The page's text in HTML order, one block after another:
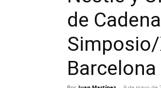
de
Barcelona